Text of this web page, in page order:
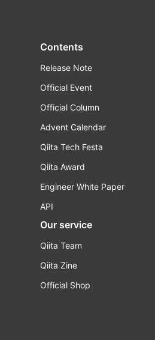
Contents
Release Note
Official Event
Official Column
Advent Calendar
Qiita Tech Festa
Qiita Award
Engineer White Paper
API
Our service
Qiita Team
Qiita Zine
Official Shop